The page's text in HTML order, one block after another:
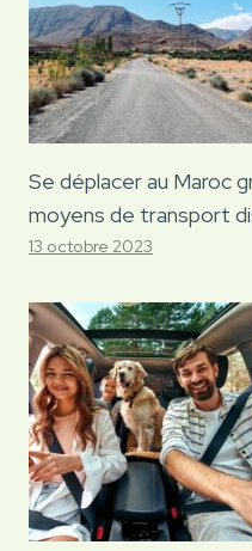
Se déplacer au Maroc
moyens de transport
13 octobre 2023